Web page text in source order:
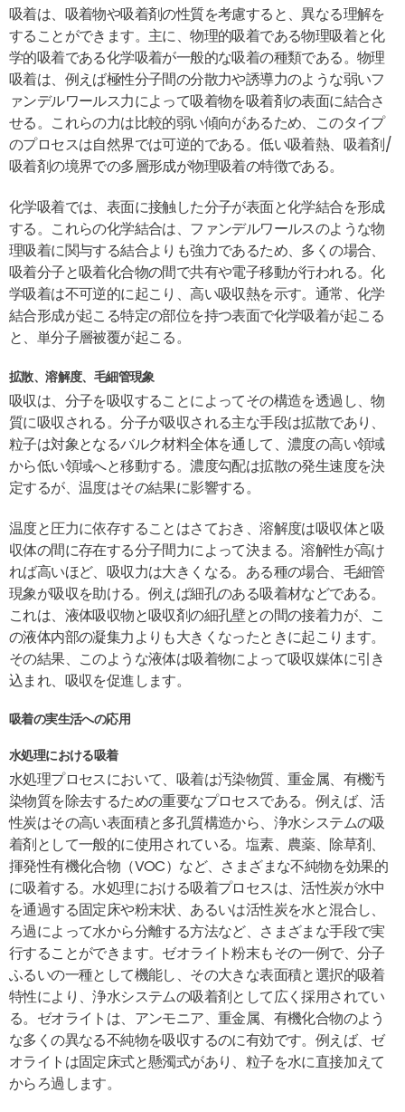
吸着は、吸着物や吸着剤の性質を考慮すると、異なる理解を
することができます。主に、物理的吸着である物理吸着と化
学的吸着である化学吸着が一般的な吸着の種類である。物理
吸着は、例えば極性分子間の分散力や誘導力のような弱いフ
ァンデルワールス力によって吸着物を吸着剤の表面に結合さ
せる。これらの力は比較的弱い傾向があるため、このタイプ
のプロセスは自然界では可逆的である。低い吸着熱、吸着剤/
吸着剤の境界での多層形成が物理吸着の特徴である。
化学吸着では、表面に接触した分子が表面と化学結合を形成
する。これらの化学結合は、ファンデルワールスのような物
理吸着に関与する結合よりも強力であるため、多くの場合、
吸着分子と吸着化合物の間で共有や電子移動が行われる。化
学吸着は不可逆的に起こり、高い吸収熱を示す。通常、化学
結合形成が起こる特定の部位を持つ表面で化学吸着が起こる
と、単分子層被覆が起こる。
拡散、溶解度、毛細管現象
吸収は、分子を吸収することによってその構造を透過し、物
質に吸収される。分子が吸収される主な手段は拡散であり、
粒子は対象となるバルク材料全体を通して、濃度の高い領域
から低い領域へと移動する。濃度勾配は拡散の発生速度を決
定するが、温度はその結果に影響する。
温度と圧力に依存することはさておき、溶解度は吸収体と吸
収体の間に存在する分子間力によって決まる。溶解性が高け
れば高いほど、吸収力は大きくなる。ある種の場合、毛細管
現象が吸収を助ける。例えば細孔のある吸着材などである。
これは、液体吸収物と吸収剤の細孔壁との間の接着力が、こ
の液体内部の凝集力よりも大きくなったときに起こります。
その結果、このような液体は吸着物によって吸収媒体に引き
込まれ、吸収を促進します。
吸着の実生活への応用
水処理における吸着
水処理プロセスにおいて、吸着は汚染物質、重金属、有機汚
染物質を除去するための重要なプロセスである。例えば、活
性炭はその高い表面積と多孔質構造から、浄水システムの吸
着剤として一般的に使用されている。塩素、農薬、除草剤、
揮発性有機化合物（VOC）など、さまざまな不純物を効果的
に吸着する。水処理における吸着プロセスは、活性炭が水中
を通過する固定床や粉末状、あるいは活性炭を水と混合し、
ろ過によって水から分離する方法など、さまざまな手段で実
行することができます。ゼオライト粉末もその一例で、分子
ふるいの一種として機能し、その大きな表面積と選択的吸着
特性により、浄水システムの吸着剤として広く採用されてい
る。ゼオライトは、アンモニア、重金属、有機化合物のよう
な多くの異なる不純物を吸収するのに有効です。例えば、ゼ
オライトは固定床式と懸濁式があり、粒子を水に直接加えて
からろ過します。